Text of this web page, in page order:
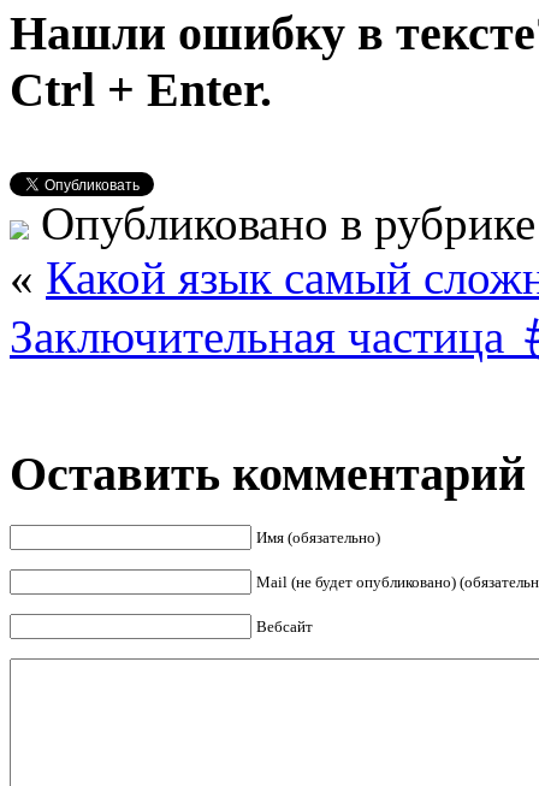
Нашли ошибку в
Ctrl + Enter.
Опубликовано в
« Какой язык самый
Заключительная частица
Оставить комментарий
Имя (обязательно)
Mail (не будет опубликовано)
Вебсайт